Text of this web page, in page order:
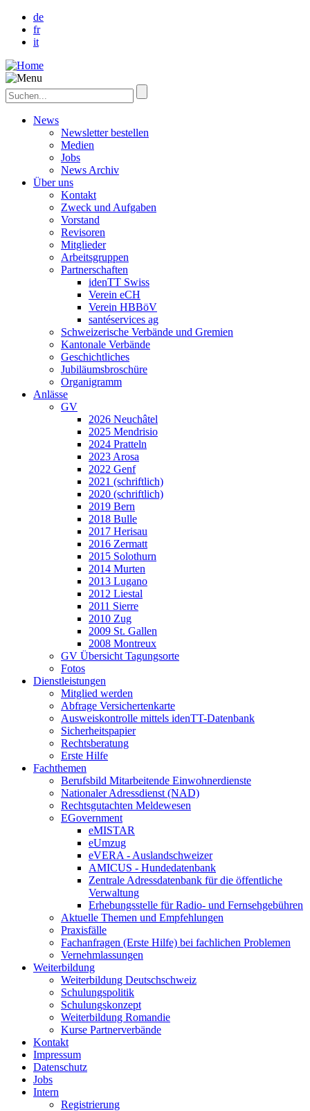
de
fr
it
News
Newsletter bestellen
Medien
Jobs
News Archiv
Über uns
Kontakt
Zweck und Aufgaben
Vorstand
Revisoren
Mitglieder
Arbeitsgruppen
Partnerschaften
idenTT Swiss
Verein eCH
Verein HBBöV
santéservices ag
Schweizerische Verbände und Gremien
Kantonale Verbände
Geschichtliches
Jubiläumsbroschüre
Organigramm
Anlässe
GV
2026 Neuchâtel
2025 Mendrisio
2024 Pratteln
2023 Arosa
2022 Genf
2021 (schriftlich)
2020 (schriftlich)
2019 Bern
2018 Bulle
2017 Herisau
2016 Zermatt
2015 Solothurn
2014 Murten
2013 Lugano
2012 Liestal
2011 Sierre
2010 Zug
2009 St. Gallen
2008 Montreux
GV Übersicht Tagungsorte
Fotos
Dienstleistungen
Mitglied werden
Abfrage Versichertenkarte
Ausweiskontrolle mittels idenTT-Datenbank
Sicherheitspapier
Rechtsberatung
Erste Hilfe
Fachthemen
Berufsbild Mitarbeitende Einwohnerdienste
Nationaler Adressdienst (NAD)
Rechtsgutachten Meldewesen
EGovernment
eMISTAR
eUmzug
eVERA - Auslandschweizer
AMICUS - Hundedatenbank
Zentrale Adressdatenbank für die öffentliche
Verwaltung
Erhebungsstelle für Radio- und Fernsehgebühren
Aktuelle Themen und Empfehlungen
Praxisfälle
Fachanfragen (Erste Hilfe) bei fachlichen Problemen
Vernehmlassungen
Weiterbildung
Weiterbildung Deutschschweiz
Schulungspolitik
Schulungskonzept
Weiterbildung Romandie
Kurse Partnerverbände
Kontakt
Impressum
Datenschutz
Jobs
Intern
Registrierung